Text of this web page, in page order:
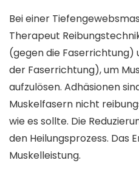
Bei einer
Therapeut
(gegen die Faserrichtung)
der Faserrichtung), um
aufzulösen. Adhäsionen
Muskelfasern nicht
wie es sollte. Die
den Heilungsprozess. Das
Muskelleistung.